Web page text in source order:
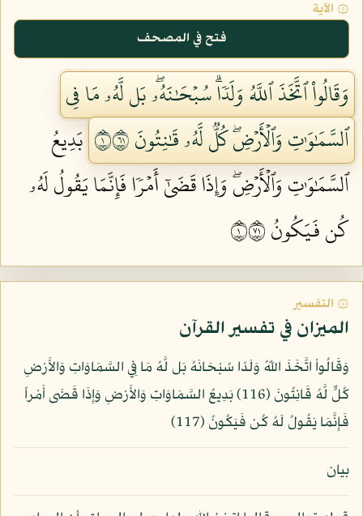
۞ الآية
فتح في المصحف
وَقَالُواْ ٱتَّخَذَ ٱللَّهُ وَلَدٗاۗ سُبۡحَٰنَهُۥۖ بَل لَّهُۥ مَا فِي
ٱلسَّمَٰوَٰتِ وَٱلۡأَرۡضِۖ كُلّٞ لَّهُۥ قَٰنِتُونَ ١١٦
بَدِيعُ
ٱلسَّمَٰوَٰتِ وَٱلۡأَرۡضِۖ وَإِذَا قَضَىٰٓ أَمۡرٗا فَإِنَّمَا يَقُولُ لَهُۥ
كُن فَيَكُونُ ١١٧
۞ التفسير
الميزان في تفسير القرآن
وَقَالُواْ اتَّخَذَ اللّهُ وَلَدًا سُبْحَانَهُ بَل لَّهُ مَا فِي السَّمَاوَاتِ وَالأَرْضِ
كُلٌّ لَّهُ قَانِتُونَ (116) بَدِيعُ السَّمَاوَاتِ وَالأَرْضِ وَإِذَا قَضَى أَمْراً
فَإِنَّمَا يَقُولُ لَهُ كُن فَيَكُونُ (117)
بيان